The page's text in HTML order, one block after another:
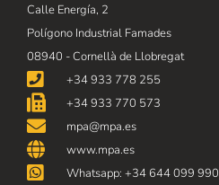
Calle Energía, 2
Polígono Industrial Famades
08940 - Cornellà de Llobregat
+34 933 778 255
+34 933 770 573
mpa@mpa.es
www.mpa.es
Whatsapp: +34 644 099 990